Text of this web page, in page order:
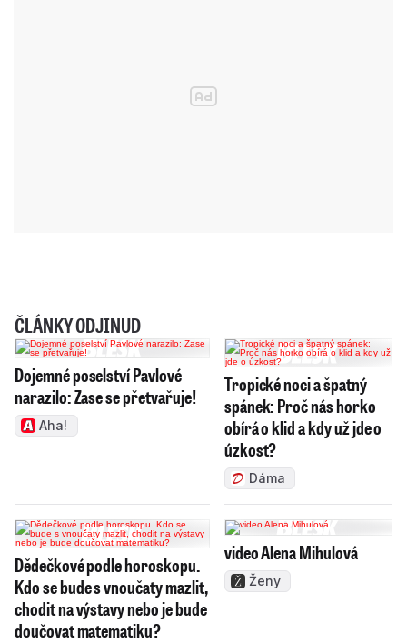
ČLÁNKY ODJINUD
Dojemné poselství Pavlové
narazilo: Zase se přetvařuje!
Aha!
Tropické noci a špatný
spánek: Proč nás horko
obírá o klid a kdy už jde o
úzkost?
Dáma
Dědečkové podle horoskopu.
Kdo se bude s vnoučaty mazlit,
chodit na výstavy nebo je bude
doučovat matematiku?
video Alena Mihulová
Ženy